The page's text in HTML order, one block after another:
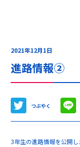
2021年12月1日
進路情報②
つぶやく
3年生の進路情報を公開し